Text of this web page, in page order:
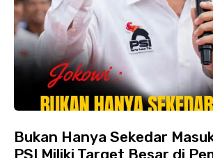
Bukan Hanya Sekedar
PSI Miliki Target Besar di